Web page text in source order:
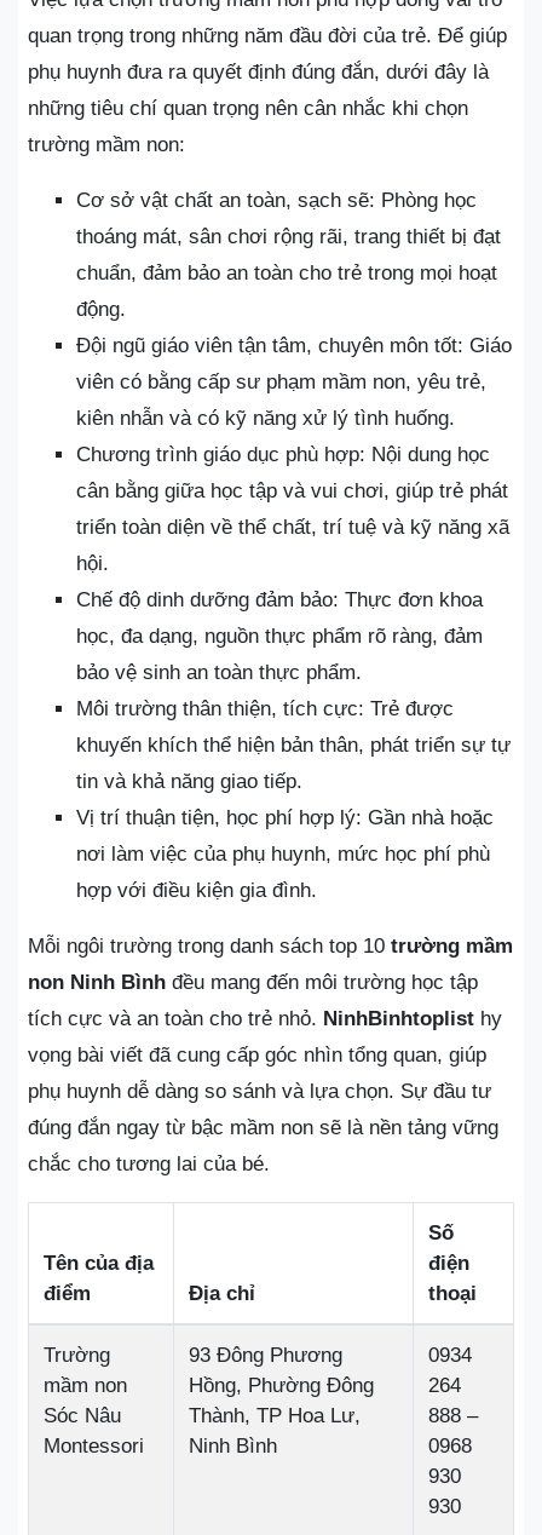
quan trọng trong những năm đầu đời của trẻ. Để giúp
phụ huynh đưa ra quyết định đúng đắn, dưới đây là
những tiêu chí quan trọng nên cân nhắc khi chọn
trường mầm non:
Cơ sở vật chất an toàn, sạch sẽ: Phòng học
thoáng mát, sân chơi rộng rãi, trang thiết bị đạt
chuẩn, đảm bảo an toàn cho trẻ trong mọi hoạt
động.
Đội ngũ giáo viên tận tâm, chuyên môn tốt: Giáo
viên có bằng cấp sư phạm mầm non, yêu trẻ,
kiên nhẫn và có kỹ năng xử lý tình huống.
Chương trình giáo dục phù hợp: Nội dung học
cân bằng giữa học tập và vui chơi, giúp trẻ phát
triển toàn diện về thể chất, trí tuệ và kỹ năng xã
hội.
Chế độ dinh dưỡng đảm bảo: Thực đơn khoa
học, đa dạng, nguồn thực phẩm rõ ràng, đảm
bảo vệ sinh an toàn thực phẩm.
Môi trường thân thiện, tích cực: Trẻ được
khuyến khích thể hiện bản thân, phát triển sự tự
tin và khả năng giao tiếp.
Vị trí thuận tiện, học phí hợp lý: Gần nhà hoặc
nơi làm việc của phụ huynh, mức học phí phù
hợp với điều kiện gia đình.
Mỗi ngôi trường trong danh sách top 10 trường mầm
non Ninh Bình đều mang đến môi trường học tập
tích cực và an toàn cho trẻ nhỏ. NinhBinhtoplist hy
vọng bài viết đã cung cấp góc nhìn tổng quan, giúp
phụ huynh dễ dàng so sánh và lựa chọn. Sự đầu tư
đúng đắn ngay từ bậc mầm non sẽ là nền tảng vững
chắc cho tương lai của bé.
Tên của địa
điểm
Địa chỉ
Số
điện
thoại
Trường
mầm non
Sóc Nâu
Montessori
93 Đông Phương
Hồng, Phường Đông
Thành, TP Hoa Lư,
Ninh Bình
0934
264
888 –
0968
930
930